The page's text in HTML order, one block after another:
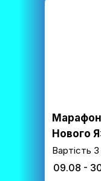
Нового
09.08 -
Вартість